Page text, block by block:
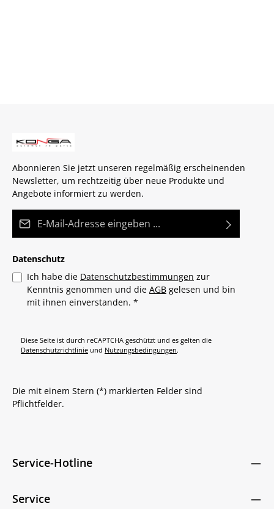
Abonnieren Sie jetzt unseren regelmäßig erscheinenden
Newsletter, um rechtzeitig über neue Produkte und
Angebote informiert zu werden.
Datenschutz
Ich habe die Datenschutzbestimmungen zur
Kenntnis genommen und die AGB gelesen und bin
mit ihnen einverstanden. *
Diese Seite ist durch reCAPTCHA geschützt und es gelten die
Datenschutzrichtlinie und Nutzungsbedingungen.
Die mit einem Stern (*) markierten Felder sind
Pflichtfelder.
Service-Hotline
Service